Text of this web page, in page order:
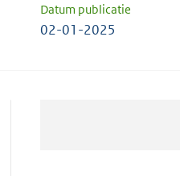
Datum publicatie
02-01-2025